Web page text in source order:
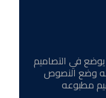
في التصاميم
وضع النصوص
مطبوعه